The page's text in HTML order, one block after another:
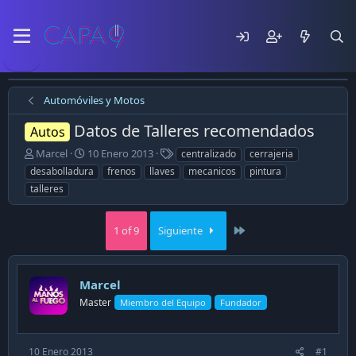
Automóviles y Motos
Autos Datos de Talleres recomendados
E
m
p
e
z
l
t
e
m
a
Marcel
F
e
c
a
p
u
b
l
i
a
c
10 Enero 2013
T
a
g
centralizado
cerrajeria
desabolladura
frenos llaves mecanicos
pintura
talleres
1 of 9 Siguiente
Marcel
Master Miembro del Equipo Fundador
10 Enero 2013 #1